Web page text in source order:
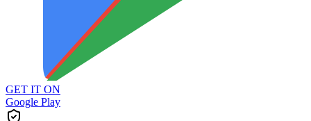
GET IT ON
Google Play